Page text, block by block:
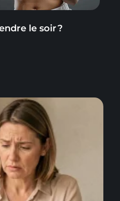
le soir ?